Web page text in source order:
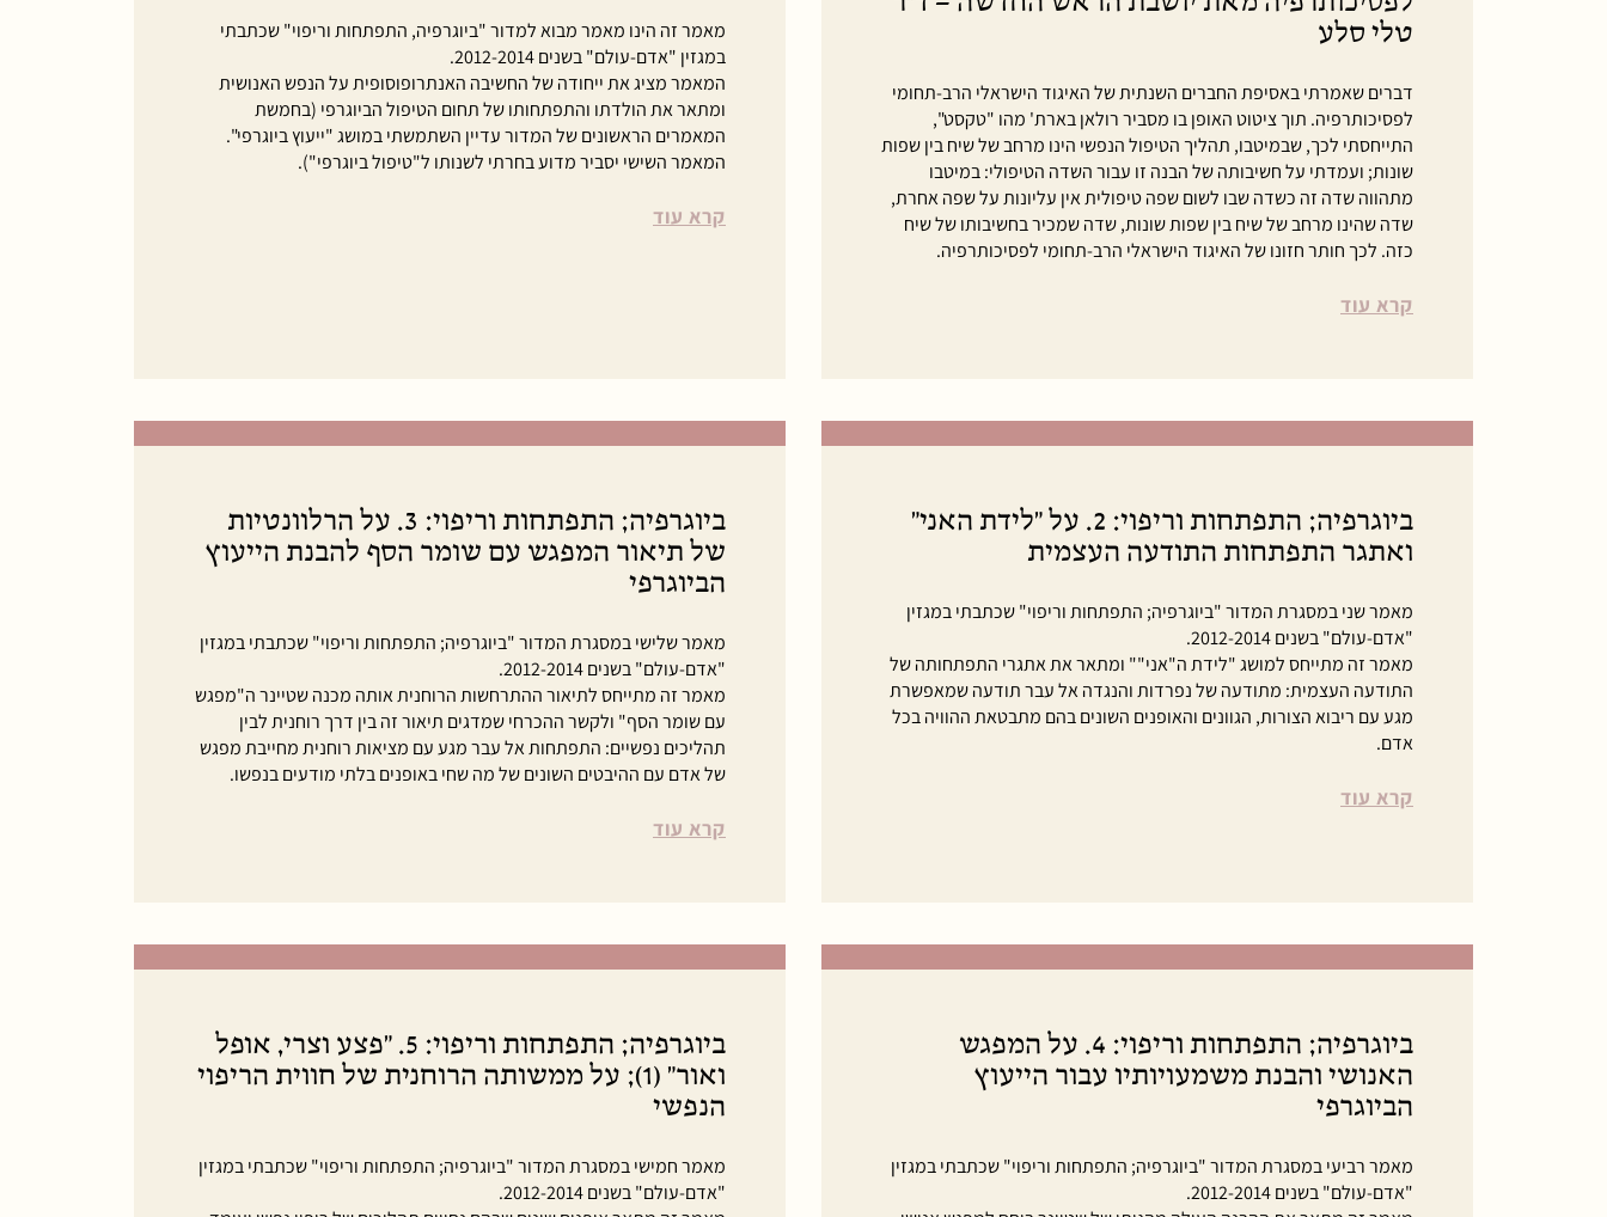
טלי סלע
דברים שאמרתי באסיפת החברים השנתית של האיגוד הישראלי הרב-תחומי
לפסיכותרפיה. תוך ציטוט האופן בו מסביר רולאן בארת' מהו "טקסט",
התייחסתי לכך, שבמיטבו, תהליך הטיפול הנפשי הינו מרחב של שיח בין שפות
שונות; ועמדתי על חשיבותה של הבנה זו עבור השדה הטיפולי: במיטבו
מתהווה שדה זה כשדה שבו לשום שפה טיפולית אין עליונות על שפה אחרת,
שדה שהינו מרחב של שיח בין שפות שונות, שדה שמכיר בחשיבותו של שיח
כזה. לכך חותר חזונו של האיגוד הישראלי הרב-תחומי לפסיכותרפיה.
קרא עוד
מאמר זה הינו מאמר מבוא למדור "ביוגרפיה, התפתחות וריפוי" שכתבתי
במגזין "אדם-עולם" בשנים 2012-2014.
המאמר מציג את ייחודה של החשיבה האנתרופוסופית על הנפש האנושית
ומתאר את הולדתו והתפתחותו של תחום הטיפול הביוגרפי (בחמשת
המאמרים הראשונים של המדור עדיין השתמשתי במושג "ייעוץ ביוגרפי".
המאמר השישי יסביר מדוע בחרתי לשנותו ל"טיפול ביוגרפי").
קרא עוד
ביוגרפיה; התפתחות וריפוי: 2. על "לידת האני"
ואתגר התפתחות התודעה העצמית
מאמר שני במסגרת המדור "ביוגרפיה; התפתחות וריפוי" שכתבתי במגזין
"אדם-עולם" בשנים 2012-2014.
מאמר זה מתייחס למושג "לידת ה"אני"" ומתאר את אתגרי התפתחותה של
התודעה העצמית: מתודעה של נפרדות והנגדה אל עבר תודעה שמאפשרת
מגע עם ריבוא הצורות, הגוונים והאופנים השונים בהם מתבטאת ההוויה בכל
אדם.
קרא עוד
ביוגרפיה; התפתחות וריפוי: 3. על הרלוונטיות
של תיאור המפגש עם שומר הסף להבנת הייעוץ
הביוגרפי
מאמר שלישי במסגרת המדור "ביוגרפיה; התפתחות וריפוי" שכתבתי במגזין
"אדם-עולם" בשנים 2012-2014.
מאמר זה מתייחס לתיאור ההתרחשות הרוחנית אותה מכנה שטיינר ה"מפגש
עם שומר הסף" ולקשר ההכרחי שמדגים תיאור זה בין דרך רוחנית לבין
תהליכים נפשיים: התפתחות אל עבר מגע עם מציאות רוחנית מחייבת מפגש
של אדם עם ההיבטים השונים של מה שחי באופנים בלתי מודעים בנפשו.
קרא עוד
ביוגרפיה; התפתחות וריפוי: 4. על המפגש
האנושי והבנת משמעויותיו עבור הייעוץ
הביוגרפי
מאמר רביעי במסגרת המדור "ביוגרפיה; התפתחות וריפוי" שכתבתי במגזין
"אדם-עולם" בשנים 2012-2014.
ביוגרפיה; התפתחות וריפוי: 5. "פצע וצרי, אופל
ואור" (1); על ממשותה הרוחנית של חווית הריפוי
הנפשי
מאמר חמישי במסגרת המדור "ביוגרפיה; התפתחות וריפוי" שכתבתי במגזין
"אדם-עולם" בשנים 2012-2014.